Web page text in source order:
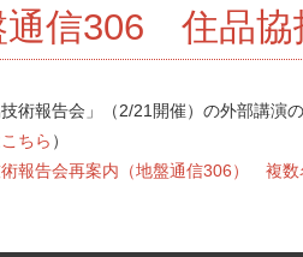
信306 住品協
技術報告会」（2/21開催）の外部講演
こちら ）
報告会再案内（地盤通信306）
複数